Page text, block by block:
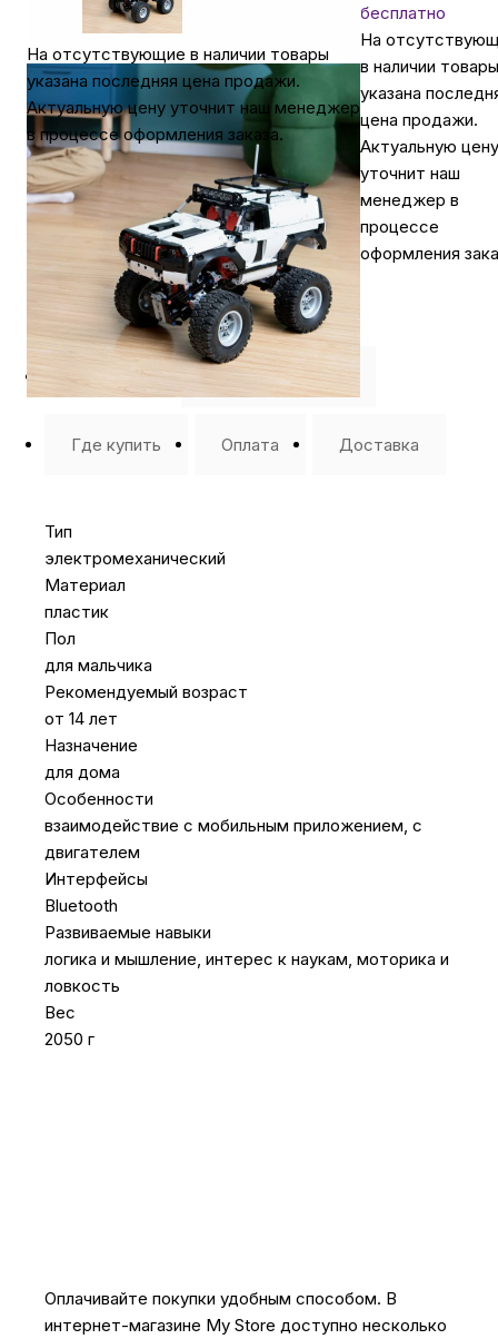
Подарочные сертификаты
На отсутствующие в наличии товары
указана последняя цена продажи.
Актуальную цену уточнит наш менеджер
в процессе оформления заказа.
бесплатно
На
в наличии товары
указана
цена продажи.
Актуальную цену
уточнит наш
менеджер в
процессе
оформления
Описание ⭐️ Отзывы о нас ⭐️
Где купить Оплата Доставка
Тип
электромеханический
Материал
пластик
Пол
для мальчика
Рекомендуемый возраст
от 14 лет
Назначение
для дома
Особенности
взаимодействие с мобильным приложением, с
двигателем
Интерфейсы
Bluetooth
Развиваемые навыки
логика и мышление, интерес к наукам, моторика и
ловкость
Вес
2050 г
Оплачивайте покупки удобным способом. В
интернет-магазине My Store доступно несколько